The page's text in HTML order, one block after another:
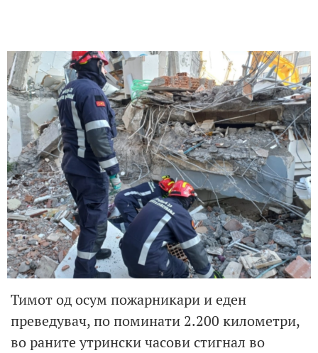
Тимот од осум пожарникари и еден
преведувач, по поминати 2.200 километри,
во раните утрински часови стигнал во